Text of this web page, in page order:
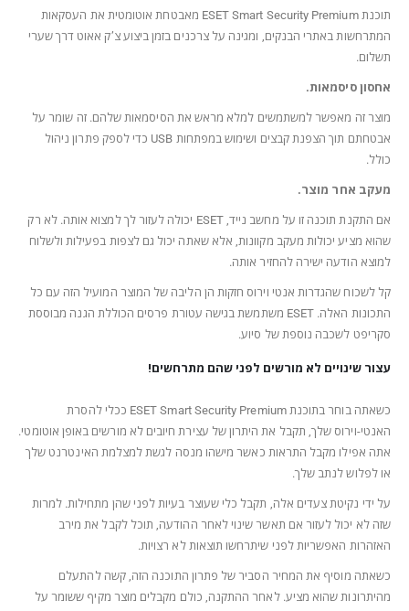
תוכנת ESET Smart Security Premium מאבטחת אוטומטית את העסקאות
המתרחשות באתרי הבנקים, ומגינה על צרכנים בזמן ביצוע צ’ק אאוט דרך שערי
תשלום.
אחסון סיסמאות.
מוצר זה מאפשר למשתמשים למלא מראש את הסיסמאות שלהם. זה שומר על
אבטחתם תוך הצפנת קבצים ושימוש במפתחות USB כדי לספק פתרון ניהול
כולל.
מעקב אחר מוצר.
אם התקנת תוכנה זו על מחשב נייד, ESET יכולה לעזור לך למצוא אותה. לא רק
שהוא מציע יכולות מעקב מקוונות, אלא שאתה יכול גם לצפות בפעילות ולשלוח
למוצא הודעה ישירה להחזיר אותה.
קל לשכוח שהגדרות אנטי וירוס חזקות הן הליבה של המוצר המועיל הזה עם כל
התכונות האלה. ESET משתמשת בגישה עטורת פרסים הכוללת הגנה מבוססת
סקריפט לשכבה נוספת של סיוע.
עצור שינויים לא מורשים לפני שהם מתרחשים!
כשאתה בוחר בתוכנת ESET Smart Security Premium ככלי להסרת
האנטי-וירוס שלך, תקבל את היתרון של עצירת חיובים לא מורשים באופן אוטומטי.
אתה אפילו מקבל התראות כאשר מישהו מנסה לגשת למצלמת האינטרנט שלך
או לפלוש לנתב שלך.
על ידי נקיטת צעדים אלה, תקבל כלי שעוצר בעיות לפני שהן מתחילות. למרות
שזה לא יכול לעזור אם תאשר שינוי לאחר ההודעה, תוכל לקבל את מירב
האזהרות האפשריות לפני שיתרחשו תוצאות לא רצויות.
כשאתה מוסיף את המחיר הסביר של פתרון התוכנה הזה, קשה להתעלם
מהיתרונות שהוא מציע. לאחר ההתקנה, כולם מקבלים מוצר מקיף ששומר על